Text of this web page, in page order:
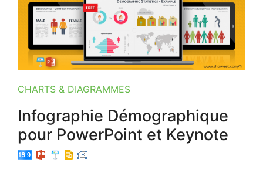
CHARTS & DIAGRAMMES
Infographie Démographique
pour PowerPoint et Keynote